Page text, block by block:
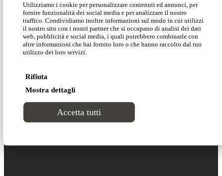
Utilizziamo i cookie per personalizzare contenuti ed annunci, per
fornire funzionalità dei social media e per analizzare il nostro
traffico. Condividiamo inoltre informazioni sul modo in cui utilizzi
il nostro sito con i nostri partner che si occupano di analisi dei dati
web, pubblicità e social media, i quali potrebbero combinarle con
altre informazioni che hai fornito loro o che hanno raccolto dal tuo
utilizzo dei loro servizi.
Rifiuta
Mostra dettagli
Accetta tutti
Customer area
Search Site
Download our price list
Download our technical data
Download our 2D-3D models